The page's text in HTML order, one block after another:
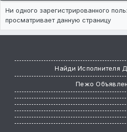
Ни одного зарегистрированного
просматривает данную страницу
Найди Исполнителя
Пежо